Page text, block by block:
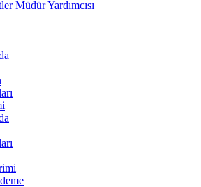
Müdür Yardımcısı